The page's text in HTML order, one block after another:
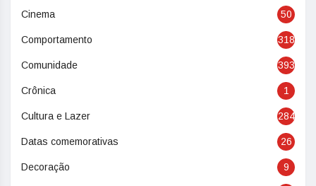
Cinema 50
Comportamento 318
Comunidade 393
Crônica 1
Cultura e Lazer 284
Datas comemorativas 26
Decoração 9